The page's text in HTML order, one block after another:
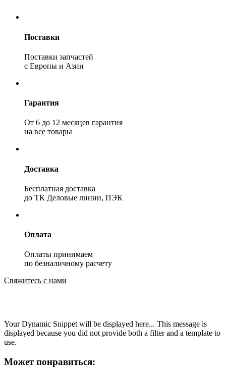
Поставки
Поставки запчастей
с Европы и Азии
Гарантия
От 6 до 12 месяцев гарантия
на все товары
Доставка
Бесплатная доставка
до ТК Деловые линии, ПЭК
Оплата
Оплаты принимаем
по безналичному расчету
Свяжитесь с нами
Your Dynamic Snippet will be displayed here... This message is
displayed because you did not provide both a filter and a template to
use.
Может понравиться: